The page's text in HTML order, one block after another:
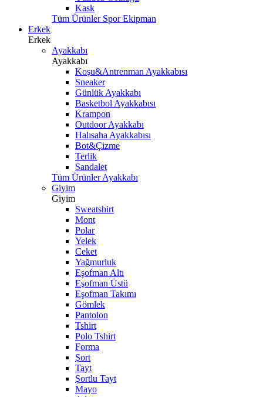
Kask
Tüm Ürünler Spor Ekipman
Erkek
Erkek
Ayakkabı
Ayakkabı
Koşu&Antrenman Ayakkabısı
Sneaker
Günlük Ayakkabı
Basketbol Ayakkabısı
Krampon
Outdoor Ayakkabı
Halısaha Ayakkabısı
Bot&Çizme
Terlik
Sandalet
Tüm Ürünler Ayakkabı
Giyim
Giyim
Sweatshirt
Mont
Polar
Yelek
Ceket
Yağmurluk
Eşofman Altı
Eşofman Üstü
Eşofman Takımı
Gömlek
Pantolon
Tshirt
Polo Tshirt
Forma
Şort
Tayt
Şortlu Tayt
Mayo